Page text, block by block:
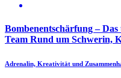
Bombenentschärfung –
Team Rund um Schwerin,
Adrenalin, Kreativität und